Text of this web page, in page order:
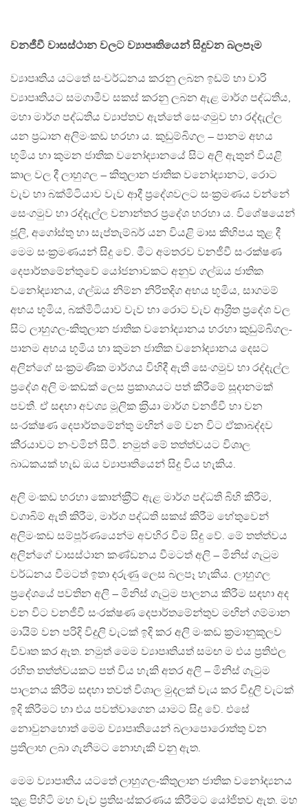
වනජීවී වාසස්ථාන වලට ව්‍යාපෘතියෙන් සිදුවන බලපෑම
ව්‍යාපෘතිය යටතේ සංවර්ධනය කරනු ලබන ඉඩම් හා වාරි
ව්‍යාපෘතියට සමගාමීව සකස් කරනු ලබන ඇළ මාර්ග පද්ධතිය,
මහා මාර්ග පද්ධතිය ව්‍යාප්තව ඇත්තේ සෙංගමුව හා රද්දැල්ල
යන ප‍්‍රධාන අලිමංකඩ හරහා ය. කුඩුම්බිගල – පානම අභය
භූමිය හා කුමන ජාතික වනෝද්‍යානයේ සිට අලි ඇතුන් වියළි
කාල වල දී ලාහුගල – කිතුලාන ජාතික වනෝද්‍යානට, රොට
වැව හා බක්මිටියාව වැව ආදී ප‍්‍රදේශවලට සංක‍්‍රමණය වන්නේ
සෙංගමුව හා රද්දැල්ල වනාන්තර ප‍්‍රදේශ හරහා ය. විශේෂයෙන්
ජූලි, අගෝස්තු හා සැප්තැම්බර් යන වියළි මාස කිහිපය තුළ දී
මෙම සංක‍්‍රමණයන් සිදු වේ. මීට අමතරව වනජීවී සංරක්ෂණ
දෙපාර්තමේන්තුවේ යෝජනාවකට අනුව ගල්ඔය ජාතික
වනෝද්‍යානය, ගල්ඔය නිම්න නිරිතදිග අභය භූමිය, සාගමම්
අභය භූමිය, බක්මිටියාව වැව හා රොට වැව ආශ‍්‍රිත ප‍්‍රදේශ වල
සිට ලාහුගල-කිතුලාන ජාතික වනෝද්‍යානය හරහා කුඩුම්බිගල-
පානම අභය භූමිය හා කුමන ජාතික වනෝද්‍යානය දෙසට
අලින්ගේ සංක‍්‍රමණික මාර්ගය විහිදී ඇති සෙංගමුව හා රද්දැල්ල
ප‍්‍රදේශ අලි මංකඩක් ලෙස ප‍්‍රකාශයට පත් කිරීමේ සූදානමක්
පවතී. ඒ සඳහා අවශ්‍ය මූලික ක‍්‍රියා මාර්ග වනජීවී හා වන
සංරක්ෂණ දෙපාර්තමේන්තු මඟින් මේ වන විට ඒකාබද්දව
කි‍්‍රයාවට නංවමින් සිටී. නමුත් මේ තත්ත්වයට විශාල
බාධකයක් හැඩ ඔය ව්‍යාපෘතියෙන් සිදු විය හැකිය.
අලි මංකඩ හරහා කොන්ක‍්‍රීට් ඇළ මාර්ග පද්ධති බිහි කිරීම,
වගාබිම් ඇති කිරීම, මාර්ග පද්ධති සකස් කිරීම හේතුවෙන්
අලිමංකඩ සම්පූර්ණයෙන්ම අවහිර වීම සිදු වේ. මේ තත්ත්වය
අලින්ගේ වාසස්ථාන කණ්ඩනය වීමටත් අලි – මිනිස් ගැටුම
වර්ධනය වීමටත් ඉතා දරුණු ලෙස බලපෑ හැකිය. ලාහුගල
ප‍්‍රදේශයේ පවතින අලි – මිනිස් ගැටුම පාලනය කිරීම සඳහා අද
වන විට වනජීවී සංරක්ෂණ දෙපාර්තමේන්තුව මඟින් ගම්මාන
මායිම් වන පරිදි විදුලි වැටක් ඉදි කර අලි මංකඩ ක‍්‍රමානුකූලව
විවෘත කර ඇත. නමුත් මෙම ව්‍යාපෘතියත් සමඟ ම එය ප‍්‍රතිඵල
රහිත තත්ත්වයකට පත් විය හැකි අතර අලි – මිනිස් ගැටුම
පාලනය කිරීම සඳහා තවත් විශාල මුදලක් වැය කර විදුලි වැටක්
ඉදි කිරීමට හා එය පවත්වාගෙන යාමට සිදු වේ. එසේ
නොවුනහොත් මෙම ව්‍යාපෘතියෙන් බලාපොරොත්තු වන
ප‍්‍රතිලාභ ලබා ගැනීමට නොහැකි වනු ඇත.
මෙම ව්‍යාපෘතිය යටතේ ලාහුගල-කිතුලාන ජාතික වනෝද්‍යනය
තුළ පිහිටි මහ වැව ප‍්‍රතිසංස්කරණය කිරීමට යෝජිතව ඇත. මහ